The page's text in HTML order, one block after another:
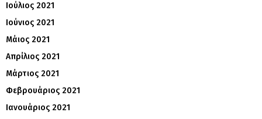
Ιούλιος 2021
Ιούνιος 2021
Μάιος 2021
Απρίλιος 2021
Μάρτιος 2021
Φεβρουάριος 2021
Ιανουάριος 2021